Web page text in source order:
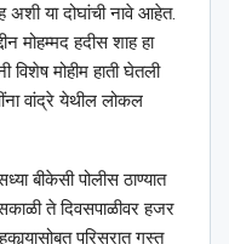
अशी या दोघांची नावे आहेत.
मोहम्मद हदीस शाह हा
मोहीम हाती घेतली
वांद्रे येथील लोकल
बीकेसी पोलीस ठाण्यात
ते दिवसपाळीवर हजर
परिसरात गस्त